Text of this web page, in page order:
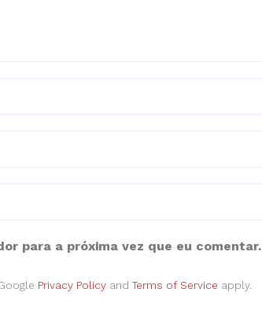
para a próxima vez que eu comentar.
Privacy Policy andTerms of Service apply.